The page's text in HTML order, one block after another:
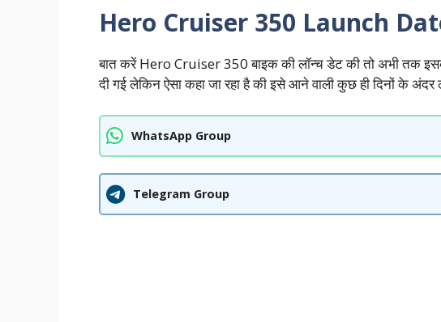
Hero Cruiser 350 Launch
बात करें Hero Cruiser 350 बाइक की लॉन्च डेट की तो अभी तक इसकी
दी गई लेकिन ऐसा कहा जा रहा है की इसे आने वाली कुछ ही दिनों के अंदर
WhatsApp Group
Telegram Group